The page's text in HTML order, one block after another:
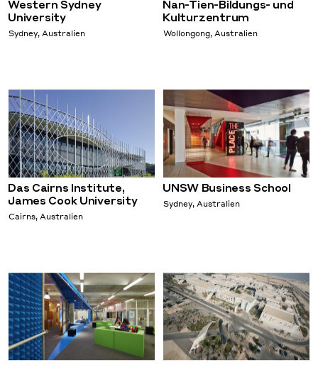
Western Sydney
University
Sydney, Australien
Nan-Tien-Bildungs- und
Kulturzentrum
Wollongong, Australien
Das Cairns Institute,
James Cook University
Cairns, Australien
UNSW Business School
Sydney, Australien